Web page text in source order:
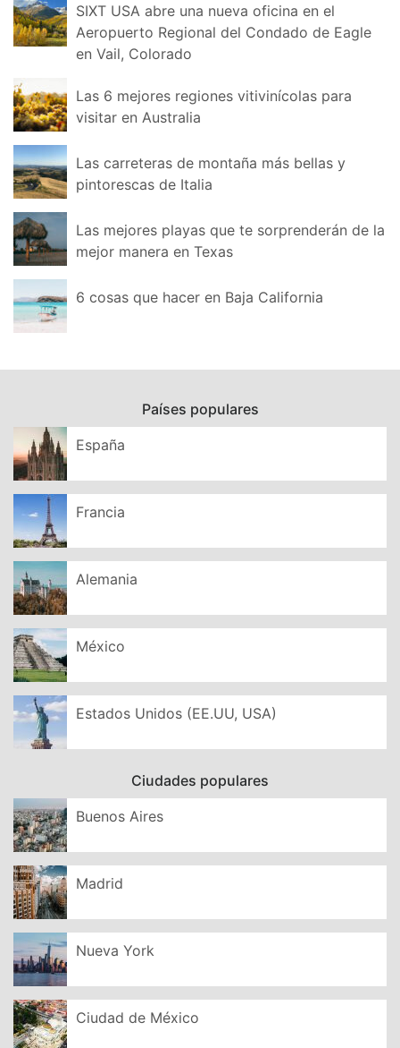
SIXT USA abre una nueva oficina en el
Aeropuerto Regional del Condado de Eagle
en Vail, Colorado
Las 6 mejores regiones vitivinícolas para
visitar en Australia
Las carreteras de montaña más bellas y
pintorescas de Italia
Las mejores playas que te sorprenderán de la
mejor manera en Texas
6 cosas que hacer en Baja California
Países populares
España
Francia
Alemania
México
Estados Unidos (EE.UU, USA)
Ciudades populares
Buenos Aires
Madrid
Nueva York
Ciudad de México